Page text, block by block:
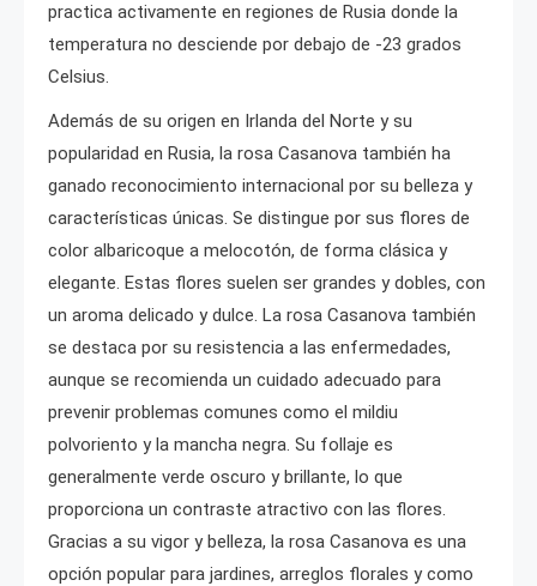
practica activamente en regiones de Rusia donde la
temperatura no desciende por debajo de -23 grados
Celsius.
Además de su origen en Irlanda del Norte y su
popularidad en Rusia, la rosa Casanova también ha
ganado reconocimiento internacional por su belleza y
características únicas. Se distingue por sus flores de
color albaricoque a melocotón, de forma clásica y
elegante. Estas flores suelen ser grandes y dobles, con
un aroma delicado y dulce. La rosa Casanova también
se destaca por su resistencia a las enfermedades,
aunque se recomienda un cuidado adecuado para
prevenir problemas comunes como el mildiu
polvoriento y la mancha negra. Su follaje es
generalmente verde oscuro y brillante, lo que
proporciona un contraste atractivo con las flores.
Gracias a su vigor y belleza, la rosa Casanova es una
opción popular para jardines, arreglos florales y como